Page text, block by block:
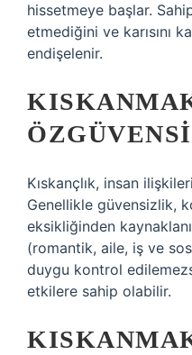
hissetmeye başlar.
etmediğini ve karısını
endişelenir.
Kıskançlık, insan
Genellikle güvensizlik,
eksikliğinden
(romantik, aile, iş ve
duygu kontrol
etkilere sahip olabilir.